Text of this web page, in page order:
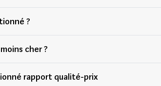
?
cher ?
rapport qualité-prix